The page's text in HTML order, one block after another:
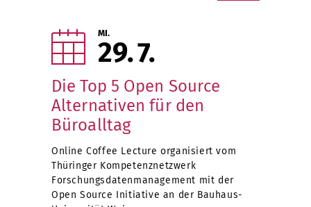
MI.
29 7
Die Top 5 Open Source
Alternativen für den
Büroalltag
Online Coffee Lecture organisiert vom
Thüringer Kompetenznetzwerk
Forschungsdatenmanagement mit der
Open Source Initiative an der Bauhaus-